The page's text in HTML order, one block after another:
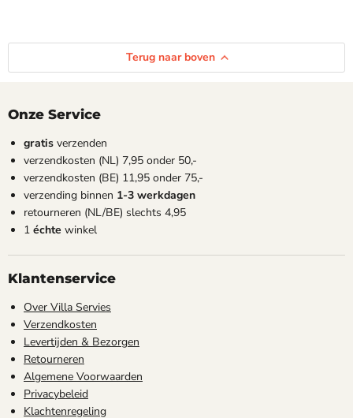
Terug naar boven
Onze Service
gratis verzenden
verzendkosten (NL) 7,95 onder 50,-
verzendkosten (BE) 11,95 onder 75,-
verzending binnen 1-3 werkdagen
retourneren (NL/BE) slechts 4,95
1 échte winkel
Klantenservice
Over Villa Servies
Verzendkosten
Levertijden & Bezorgen
Retourneren
Algemene Voorwaarden
Privacybeleid
Klachtenregeling